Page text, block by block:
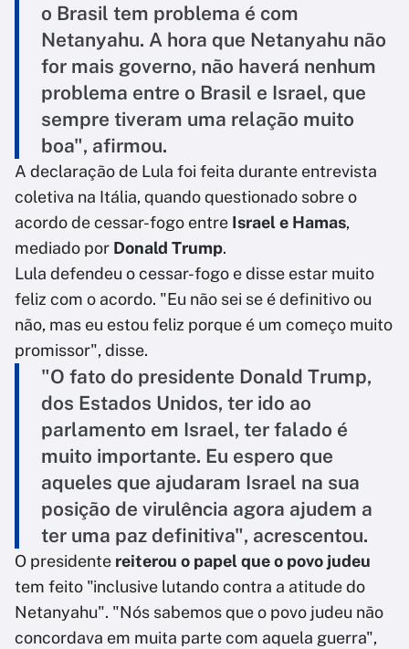
o Brasil tem problema é com
Netanyahu. A hora que Netanyahu não
for mais governo, não haverá nenhum
problema entre o Brasil e Israel, que
sempre tiveram uma relação muito
boa", afirmou.
A declaração de Lula foi feita durante entrevista
coletiva na Itália, quando questionado sobre o
acordo de cessar-fogo entre Israel e Hamas,
mediado por Donald Trump.
Lula defendeu o cessar-fogo e disse estar muito
feliz com o acordo. "Eu não sei se é definitivo ou
não, mas eu estou feliz porque é um começo muito
promissor", disse.
"O fato do presidente Donald Trump,
dos Estados Unidos, ter ido ao
parlamento em Israel, ter falado é
muito importante. Eu espero que
aqueles que ajudaram Israel na sua
posição de virulência agora ajudem a
ter uma paz definitiva", acrescentou.
O presidente reiterou o papel que o povo judeu
tem feito "inclusive lutando contra a atitude do
Netanyahu". "Nós sabemos que o povo judeu não
concordava em muita parte com aquela guerra",